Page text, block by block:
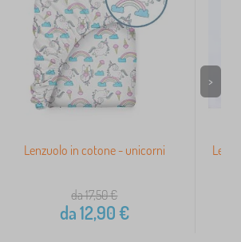
Lenzuolo in cotone - unicorni
da 17,50€
da12,90€
>